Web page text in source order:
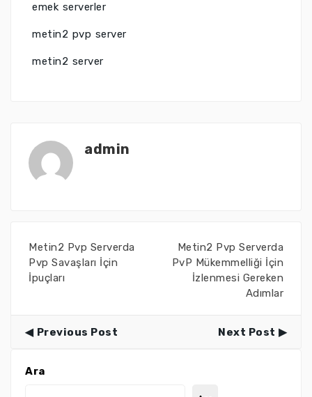
emek serverler
metin2 pvp server
metin2 server
admin
Metin2 Pvp Serverda
Pvp Savaşları İçin
İpuçları
Metin2 Pvp Serverda
PvP Mükemmelliği İçin
İzlenmesi Gereken
Adımlar
Previous Post Next Post
Ara